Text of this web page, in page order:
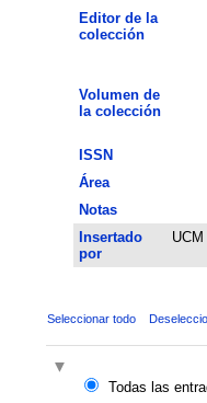
Editor de la
colección
Volumen de
la colección
ISSN
Área
Notas
Insertado
por
Seleccionar todo
Todas las